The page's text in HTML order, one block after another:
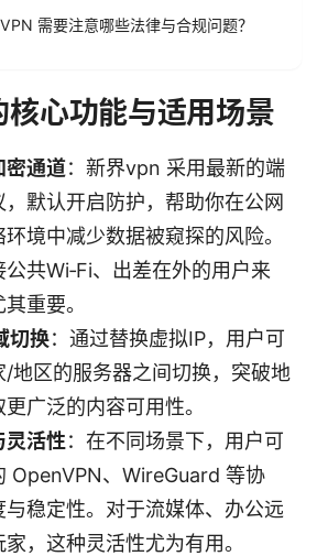
需要注意哪些法律与合规问题？
心功能与适用场景
密通道：新界vpn 采用最新的端
，默认开启防护，帮助你在公网
境中减少数据被窥探的风险。
共Wi‑Fi、出差在外的用户来
重要。
切换：通过替换虚拟IP，用户可
/地区的服务器之间切换，突破地
广泛的内容可用性。
灵活性：在不同场景下，用户可
OpenVPN、WireGuard 等协
稳定性。对于流媒体、办公远
，这种灵活性尤为有用。